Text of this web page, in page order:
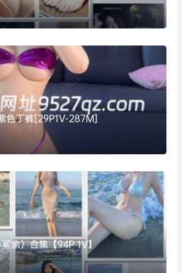
色丁裤[29P1V-287M]
鲨余）合集【94P 1V】